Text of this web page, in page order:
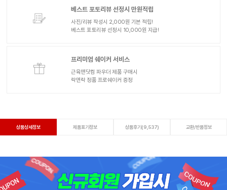
베스트 포토리뷰 선정시 만원적립
사진/리뷰 작성시 2,000원 기본 적립!
베스트 포토리뷰 선정시 10,000원 지급!
프리미엄 쉐이커 서비스
근육맨닷컴 파우더 제품 구매시
락앤락 정품 프로쉐이커 증정
상품상세정보 제품표기정보 상품후기(9,537) 교환/반품정보